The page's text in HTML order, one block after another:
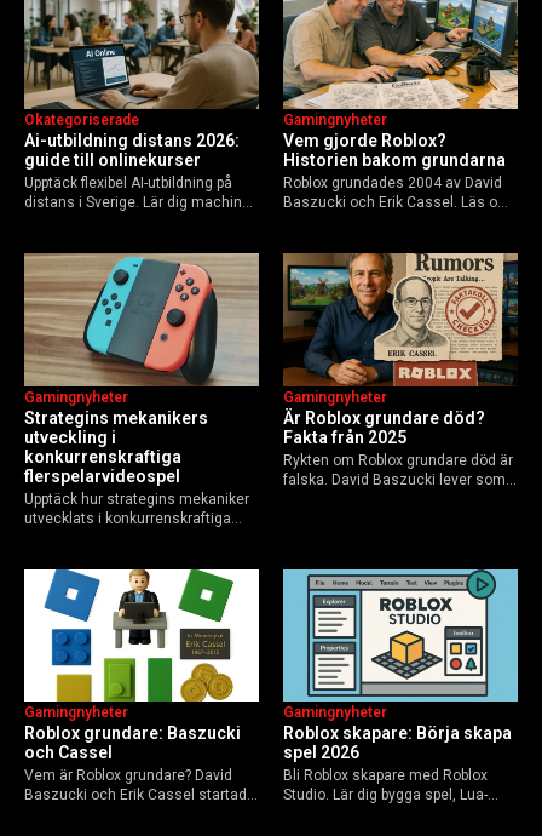
Ai-utbildning distans 2026:
guide till onlinekurser
Okategoriserade
Upptäck flexibel AI-utbildning på
distans i Sverige. Lär dig machine
Guide för nybörjare och
yrkesverksamma som vill bygga…
Vem gjorde Roblox?
Historien bakom grundarna
Gamingnyheter
Roblox grundades 2004 av David
Baszucki och Erik Cassel. Läs om
användare 2025, och vad som
händer inför 2026.
Strategins mekanikers
utveckling i
konkurrenskraftiga
flerspelarvideospel
Gamingnyheter
Upptäck hur strategins mekaniker
utvecklats i konkurrenskraftiga
AI-drivna innovationer.
Är Roblox grundare död?
Fakta från 2025
Gamingnyheter
Rykten om Roblox grundare död är
falska. David Baszucki lever som
Roblox grundare: Baszucki
och Cassel
Gamingnyheter
Vem är Roblox grundare? David
Baszucki och Erik Cassel startade
Roblox skapare: Börja skapa
spel 2026
Gamingnyheter
Bli Roblox skapare med Roblox
Studio. Lär dig bygga spel, Lua-